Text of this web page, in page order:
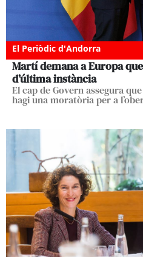
El Periòdic d'Andorra
Martí demana a Europa
d’última instància
El cap de Govern assegura
hagi una moratòria per a